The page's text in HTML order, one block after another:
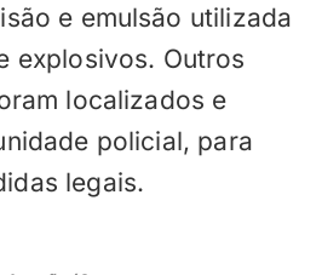
e emulsão utilizada
explosivos. Outros
localizados e
policial, para
legais.